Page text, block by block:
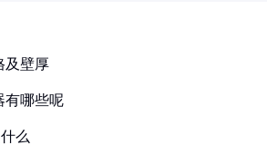
及壁厚
有哪些呢
么